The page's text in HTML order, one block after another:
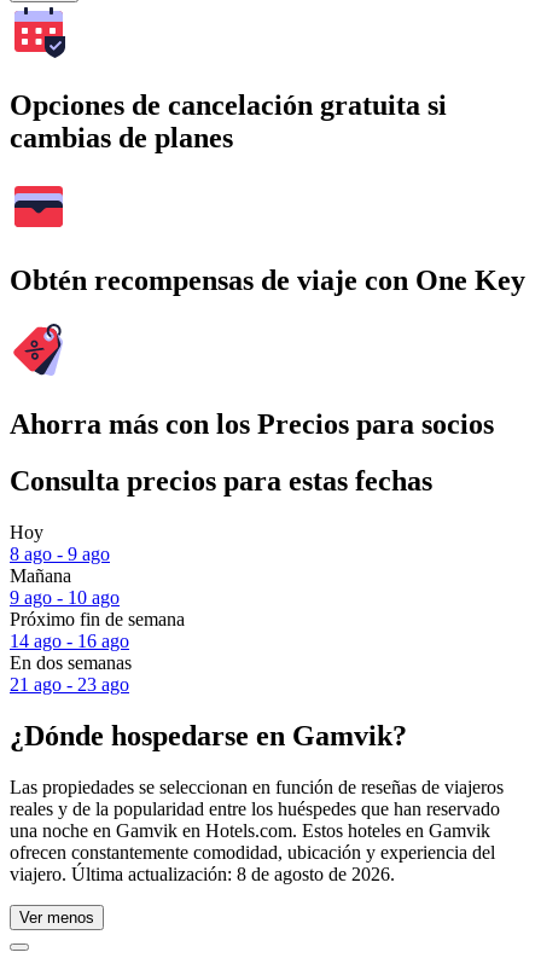
Opciones de cancelación gratuita si
cambias de planes
Obtén recompensas de viaje con One Key
Ahorra más con los Precios para socios
Consulta precios para estas fechas
Hoy
8 ago - 9 ago
Mañana
9 ago - 10 ago
Próximo fin de semana
14 ago - 16 ago
En dos semanas
21 ago - 23 ago
¿Dónde hospedarse en Gamvik?
Las propiedades se seleccionan en función de reseñas de viajeros
reales y de la popularidad entre los huéspedes que han reservado
una noche en Gamvik en Hotels.com. Estos hoteles en Gamvik
ofrecen constantemente comodidad, ubicación y experiencia del
viajero. Última actualización: 8 de agosto de 2026.
Ver menos